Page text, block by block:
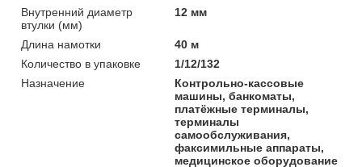
Внутренний диаметр
втулки (мм)
12 мм
Длина намотки
40 м
Количество в упаковке
1/12/132
Назначение
Контрольно-кассовые
машины, банкоматы,
платёжные терминалы,
терминалы
самообслуживания,
факсимильные аппараты,
медицинское оборудование